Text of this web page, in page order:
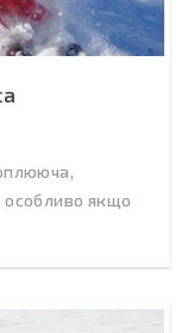
особливо якщо